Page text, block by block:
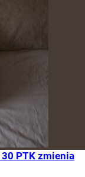
30 PTK zmienia